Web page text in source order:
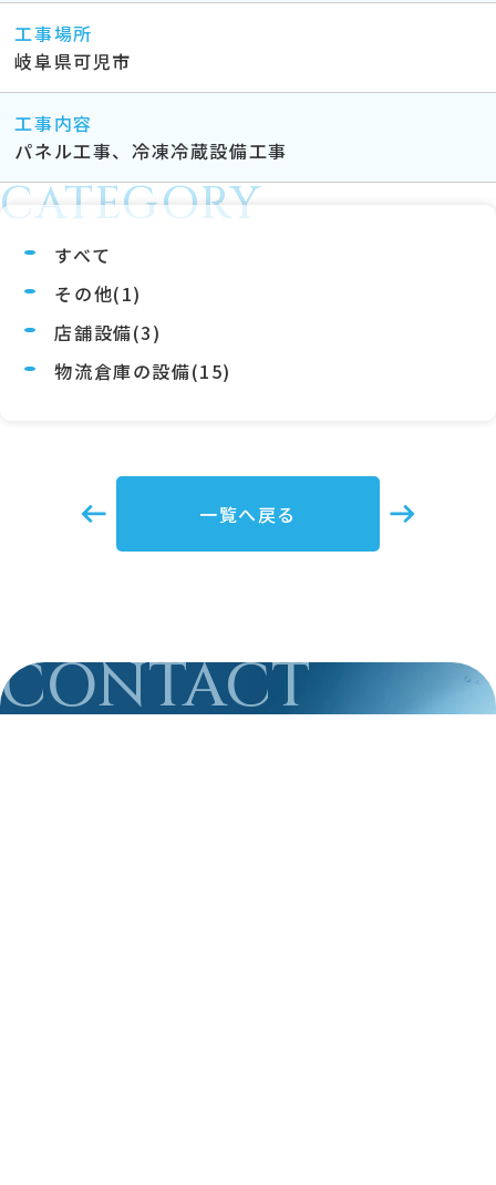
工事場所
岐阜県可児市
工事内容
パネル工事、冷凍冷蔵設備工事
CATEGORY
すべて
その他(1)
店舗設備(3)
物流倉庫の設備(15)
一覧へ戻る
CONTACT